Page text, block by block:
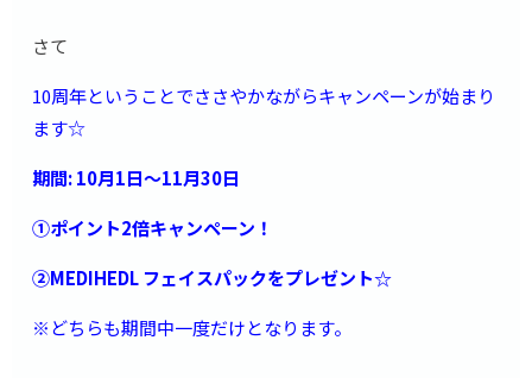
さて
10周年ということでささやかながらキャンペーンが始まり
ます☆
期間: 10月1日〜11月30日
①ポイント2倍キャンペーン！
②MEDIHEDL フェイスパックをプレゼント☆
※どちらも期間中一度だけとなります。